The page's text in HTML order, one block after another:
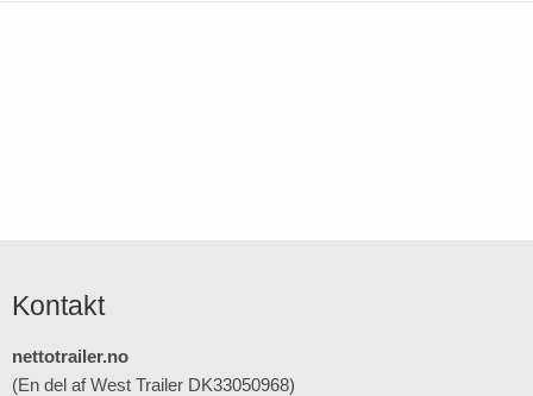
Kontakt
nettotrailer.no
(En del af West Trailer DK33050968)